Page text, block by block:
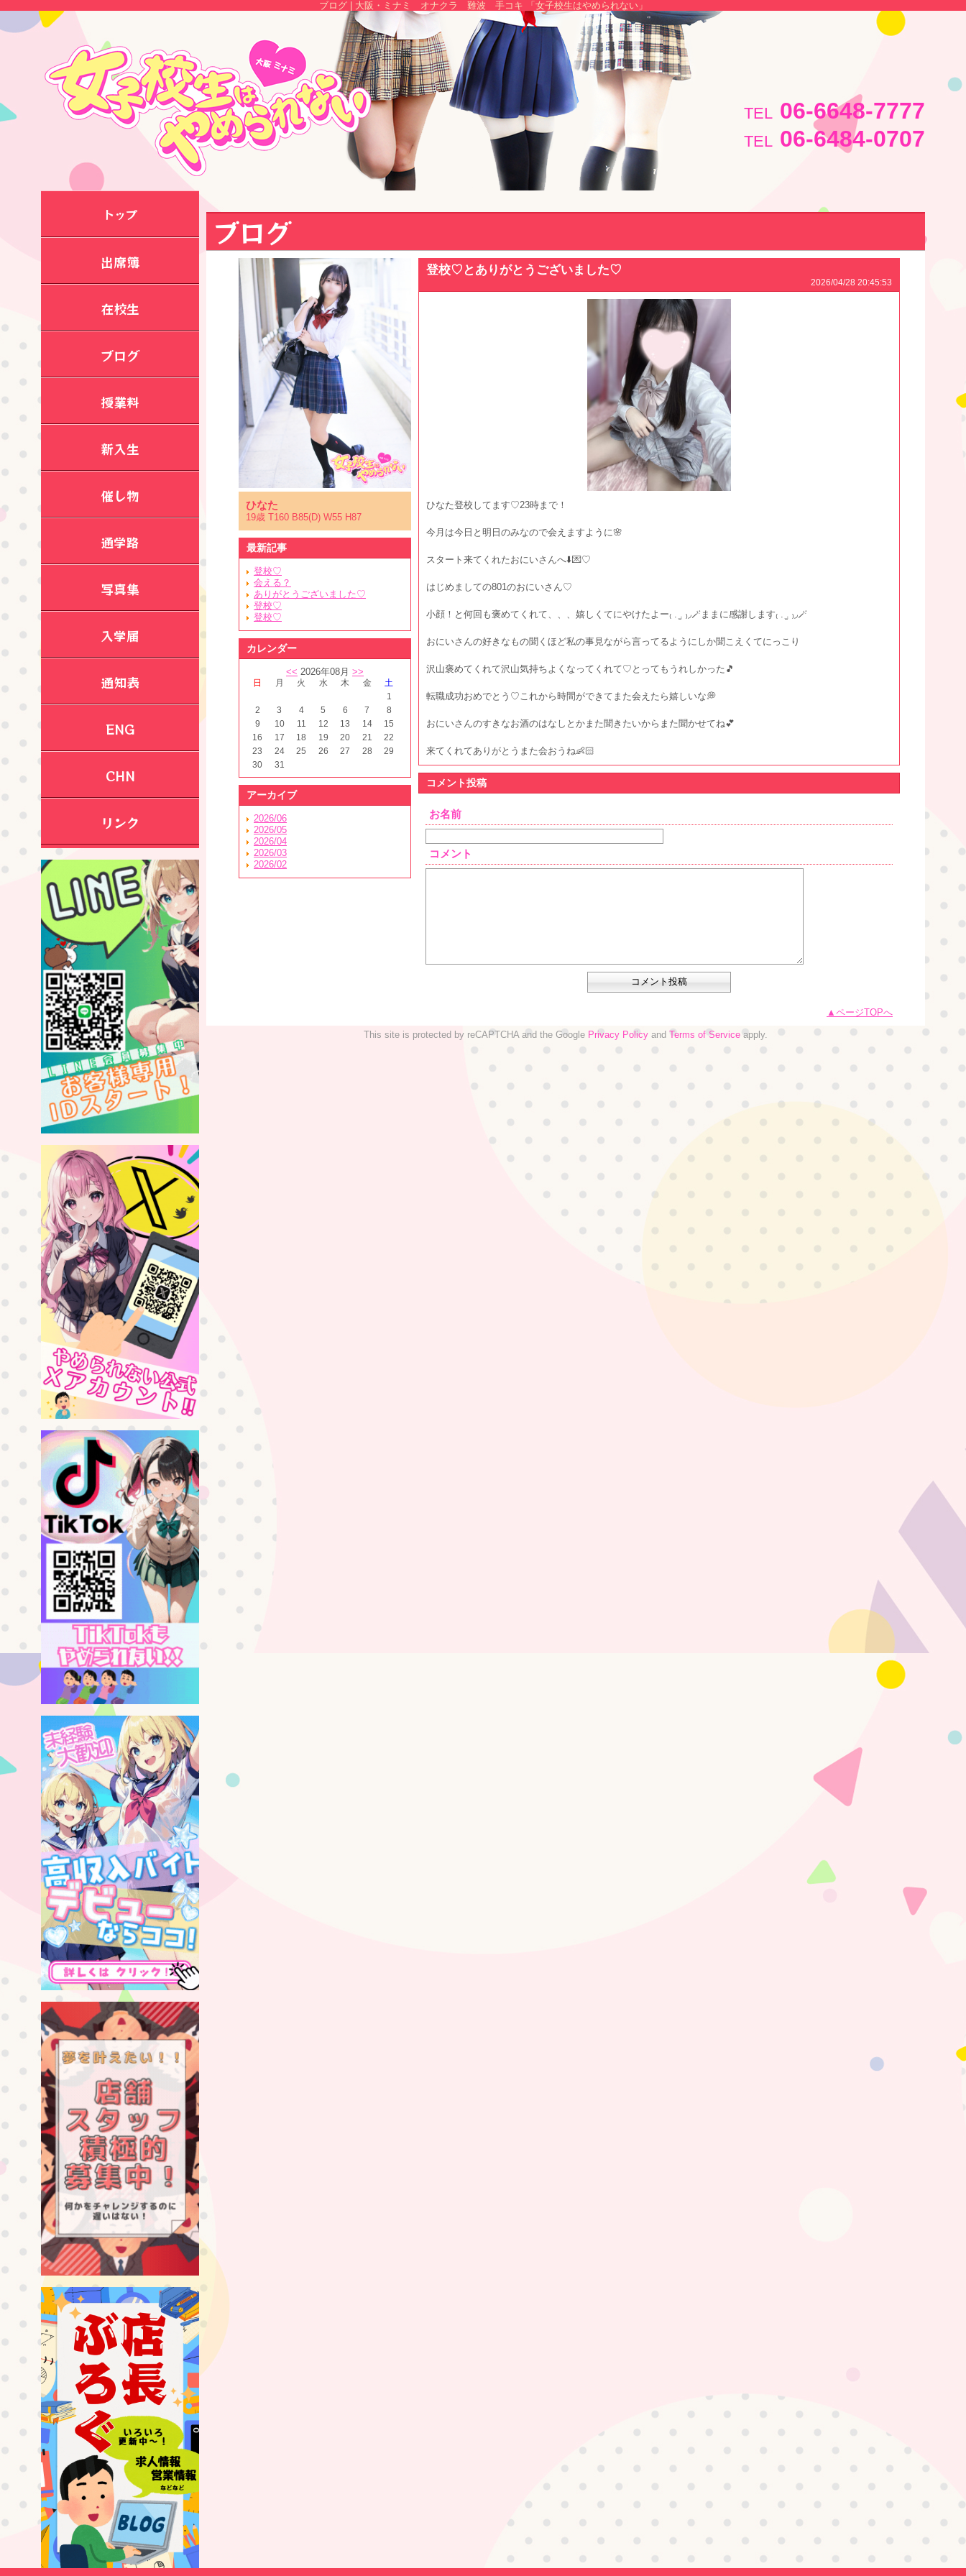
ブログ | 大阪・ミナミ オナクラ 難波 手コキ 「女子校生はやめられない」
TEL 06-6648-7777
TEL 06-6484-0707
トップ
出席簿
在校生
ブログ
授業料
新入生
催し物
通学路
写真集
入学届
通知表
ENG
CHN
リンク
ブログ
ひなた
19歳 T160 B85(D) W55 H87
最新記事
登校♡
会える？
ありがとうございました♡
登校♡
登校♡
カレンダー
<< 2026年08月 >>
日 月 火 水 木 金
土
1
2
3 4 5 6 7
8
9
10 11 12 13 14
15
16
17 18 19 20 21
22
23
24 25 26 27 28
29
30
31
アーカイブ
2026/06
2026/05
2026/04
2026/03
2026/02
登校♡とありがとうございました♡
2026/04/28 20:45:53
ひなた登校してます♡23時まで！
今月は今日と明日のみなので会えますように🌸
スタート来てくれたおにいさんへ⬇️💌♡
はじめましての801のおにいさん♡
小顔！と何回も褒めてくれて、、、嬉しくてにやけたよー₍ . ̫. ₎◞🪄ままに感謝します₍ . ̫. ₎◞🪄
おにいさんの好きなもの聞くほど私の事見ながら言ってるようにしか聞こえくてにっこり
沢山褒めてくれて沢山気持ちよくなってくれて♡とってもうれしかった🎵
転職成功おめでとう♡これから時間ができてまた会えたら嬉しいな💭
おにいさんのすきなお酒のはなしとかまた聞きたいからまた聞かせてね💕
来てくれてありがとうまた会おうね👶🏻
コメント投稿
お名前
コメント
ページTOPへ
This site is protected by reCAPTCHA and the Google Privacy Policy and Terms of Service apply.